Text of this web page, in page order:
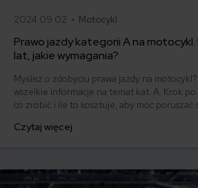
2024.09.02 • Motocykl
Prawo jazdy kategorii A na
lat, jakie wymagania?
Myślisz o zdobyciu prawa jazdy na
wszelkie informacje na temat kat. A. Krok
co zrobić i ile to kosztuje, aby móc poruszać
Czytaj więcej